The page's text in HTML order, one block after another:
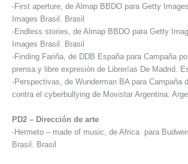
-First aperture, de Almap BBDO para Getty
Images Brasil. Brasil
-Endless stories, de Almap BBDO para Getty
Images Brasil. Brasil
-Finding Fariña, de DDB España para Campaña
prensa y libre expresión de Librerías De Madrid.
-Perspectivas, de Wunderman BA para Campaña
contra el cyberbullying de Movistar Argentina.
PD2 – Dirección de arte
-Hermeto – made of music, de Africa para
Brasil. Brasil